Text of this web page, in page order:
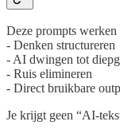
Deze prompts werken
- Denken structureren
- AI dwingen tot
- Ruis elimineren
- Direct bruikbare
Je krijgt geen “AI-